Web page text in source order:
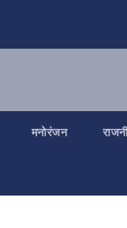
मनोरंजन